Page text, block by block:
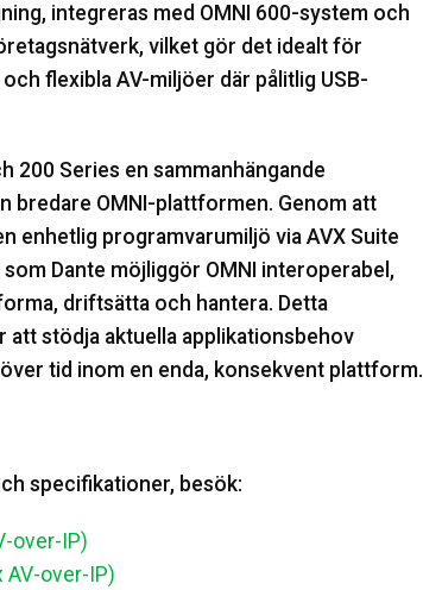
integreras med OMNI 600-system och
vilket gör det idealt för
flexibla AV-miljöer där pålitlig USB-
200 Series en sammanhängande
bredare OMNI-plattformen. Genom att
enhetlig programvarumiljö via AVX Suite
Dante möjliggör OMNI interoperabel,
driftsätta och hantera. Detta
att stödja aktuella applikationsbehov
tid inom en enda, konsekvent plattform.
specifikationer, besök:
over-IP)
AV-over-IP)